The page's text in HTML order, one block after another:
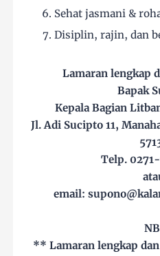
Sehat jasmani &
Disiplin, rajin, dan
Lamaran lengkap
Bapak
Kepala Bagian
Jl. Adi Sucipto 11,
Telp.
email:
** Lamaran lengkap